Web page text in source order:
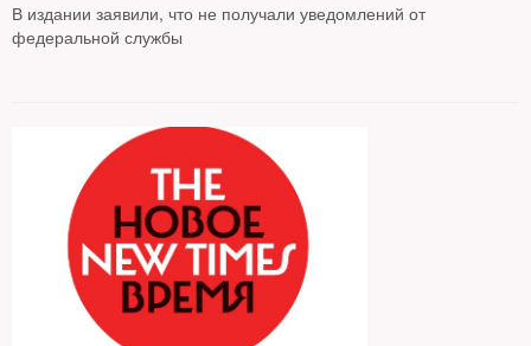
В издании заявили, что не получали уведомлений от
федеральной службы